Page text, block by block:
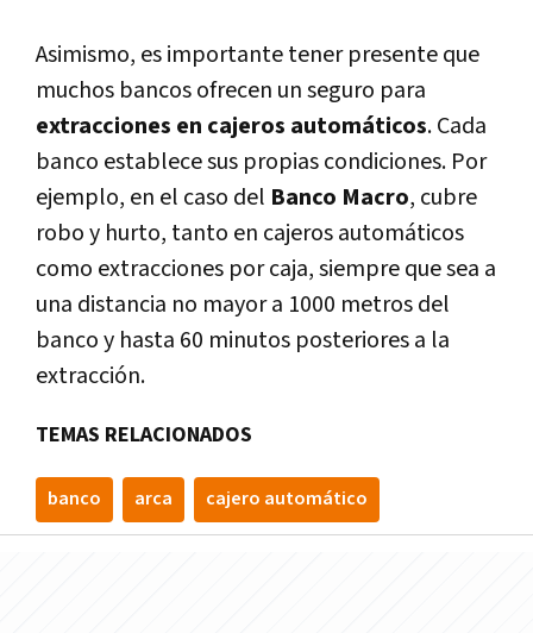
Asimismo, es importante tener presente que
muchos bancos ofrecen un seguro para
extracciones en cajeros automáticos. Cada
banco establece sus propias condiciones. Por
ejemplo, en el caso del Banco Macro, cubre
robo y hurto, tanto en cajeros automáticos
como extracciones por caja, siempre que sea a
una distancia no mayor a 1000 metros del
banco y hasta 60 minutos posteriores a la
extracción.
TEMAS RELACIONADOS
banco arca cajero automático